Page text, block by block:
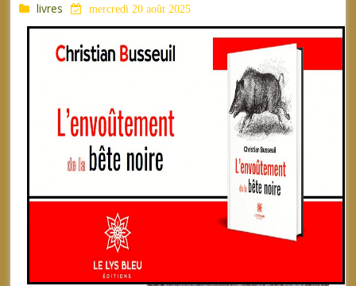
livres mercredi 20 août 2025